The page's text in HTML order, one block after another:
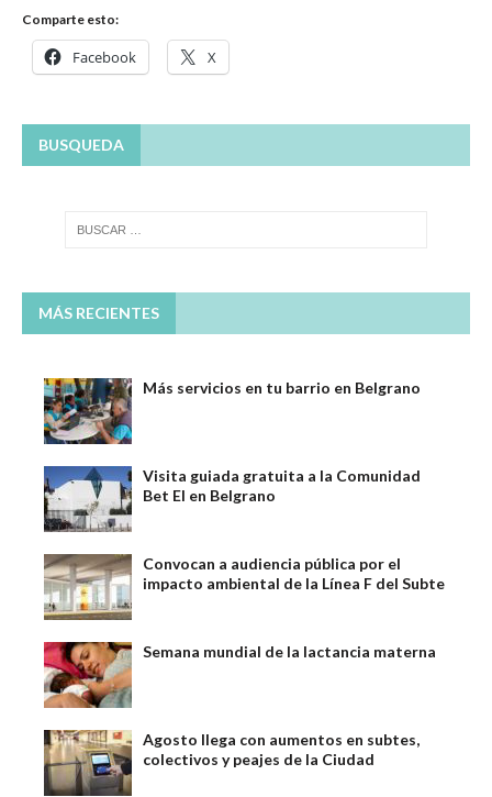
Comparte esto:
Facebook X
BUSQUEDA
MÁS RECIENTES
Más servicios en tu barrio en Belgrano
Visita guiada gratuita a la Comunidad
Bet El en Belgrano
Convocan a audiencia pública por el
impacto ambiental de la Línea F del Subte
Semana mundial de la lactancia materna
Agosto llega con aumentos en subtes,
colectivos y peajes de la Ciudad